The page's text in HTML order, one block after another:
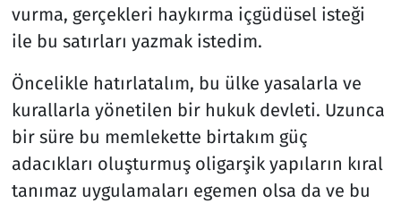
vurma, gerçekleri haykırma içgüdüsel isteği
ile bu satırları yazmak istedim.
Öncelikle hatırlatalım, bu ülke yasalarla ve
kurallarla yönetilen bir hukuk devleti. Uzunca
bir süre bu memlekette birtakım güç
adacıkları oluşturmuş oligarşik yapıların kıral
tanımaz uygulamaları egemen olsa da ve bu